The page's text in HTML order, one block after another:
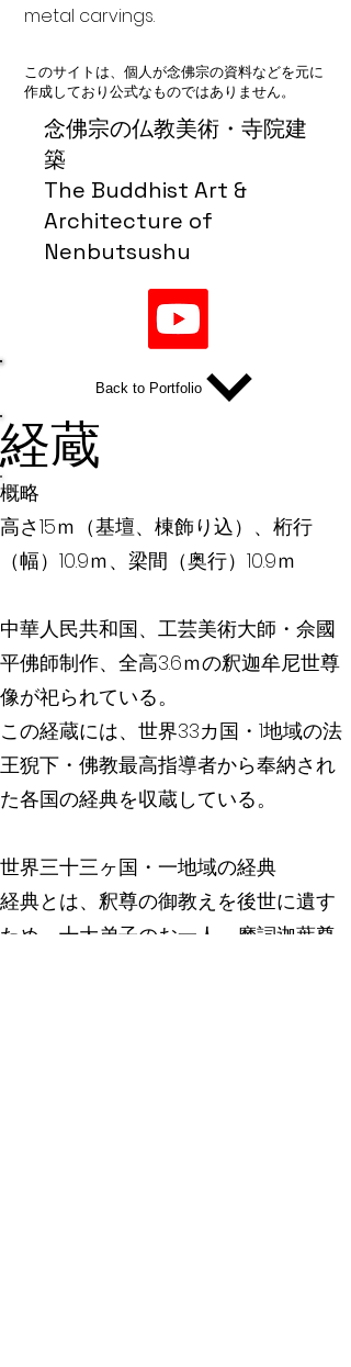
念佛宗の仏教美術・寺院建
築
The Buddhist Art &
Architecture of
Nenbutsushu
metal carvings.
このサイトは、個人が念佛宗の資料などを元に
作成しており公式なものではありません。
Back to Portfolio
経蔵
概略
高さ15ｍ（基壇、棟飾り込）、桁行
（幅）10.9ｍ、梁間（奥行）10.9ｍ
中華人民共和国、工芸美術大師・佘國
平佛師制作、全高3.6ｍの釈迦牟尼世尊
像が祀られている。
この経蔵には、世界33カ国・1地域の法
王猊下・佛教最高指導者から奉納され
た各国の経典を収蔵している。
世界三十三ヶ国・一地域の経典
経典とは、釈尊の御教えを後世に遺す
ため、十大弟子のお一人、摩詞迦葉尊